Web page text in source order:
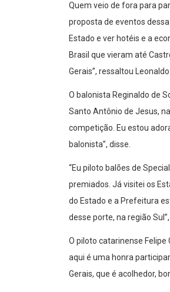
Quem veio de fora para
proposta de eventos
Estado e ver hotéis e a
Brasil que vieram até
Gerais”, ressaltou
O balonista Reginaldo de
Santo Antônio de Jesus,
competição. Eu estou
balonista”, disse.
“Eu piloto balões de
premiados. Já visitei os
do Estado e a Prefeitura
desse porte, na região
O piloto catarinense
aqui é uma honra
Gerais, que é acolhedor,